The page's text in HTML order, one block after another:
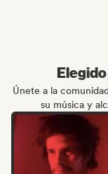
Únete a la
su música y